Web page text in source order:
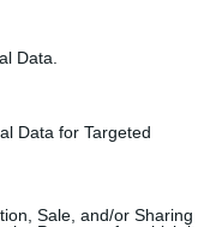
Data.
Data for Targeted
Sale, and/or Sharing
είναι άλλη. Πριν
στον
αλλά είναι και